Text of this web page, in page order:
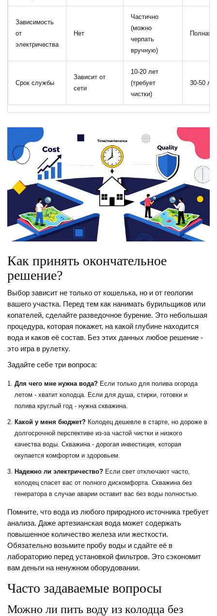
Зависимость
от
электричества
Нет
Частично
(можно
черпать
вручную)
Полная
Срок службы
Зависит от
сети
10-20 лет
(требует
чистки)
30-50 лет
Как принять окончательное
решение?
Выбор зависит не только от кошелька, но и от геологии
вашего участка. Перед тем как нанимать бурильщиков или
копателей, сделайте разведочное бурение. Это небольшая
процедура, которая покажет, на какой глубине находится
вода и каков её состав. Без этих данных любое решение -
это игра в рулетку.
Задайте себе три вопроса:
Для чего мне нужна вода? Если только для полива огорода
летом - хватит колодца. Если для душа, стирки, готовки и
полива круглый год - нужна скважина.
Какой у меня бюджет? Колодец дешевле в старте, но дороже в
долгосрочной перспективе из-за частой чистки и низкого
качества воды. Скважина - дорогая инвестиция, которая
окупается комфортом и здоровьем.
Надежно ли электричество? Если свет отключают часто,
колодец спасет вас от полного дискомфорта. Скважина без
генератора в случае аварии оставит вас без воды полностью.
Помните, что вода из любого природного источника требует
анализа. Даже артезианская вода может содержать
повышенное количество железа или жесткости.
Обязательно возьмите пробу воды и сдайте её в
лабораторию перед установкой фильтров. Это сэкономит
вам деньги на ненужном оборудовании.
Часто задаваемые вопросы
Можно ли пить воду из колодца без